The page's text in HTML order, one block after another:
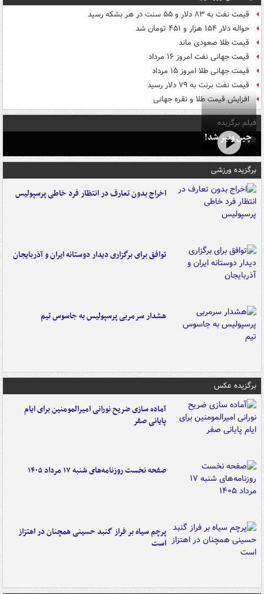
قیمت نفت به ۸۳ دلار و ۵۵ سنت در هر بشکه رسید
حواله دلار ۱۵۴ هزار و ۴۵۱ تومان شد
قیمت طلا صعودی ماند
قیمت جهانی نفت امروز ۱۶ مرداد
قیمت جهانی طلا امروز ۱۵ مرداد
قیمت نفت برنت به ۷۹ دلار رسید
افزایش قیمت طلا و نقره جهانی
فیلم برگزیده
چین ونیز شد!
برگزیده ورزشی
اخراج بدون تعارف در انتظار فرد خاطی پرسپولیس
توافق برای برگزاری دیدار دوستانه ایران و آذربایجان
هشدار سرمربی پرسپولیس به جاسوس تیم
برگزیده عکس
آماده سازی ضریح نورانی امیرالمومنین برای ایام
پایانی صفر
صفحه نخست روزنامه‌های شنبه ۱۷ مرداد ۱۴۰۵
پرچم سیاه بر فراز گنبد حسینی همچنان در اهتزاز
است